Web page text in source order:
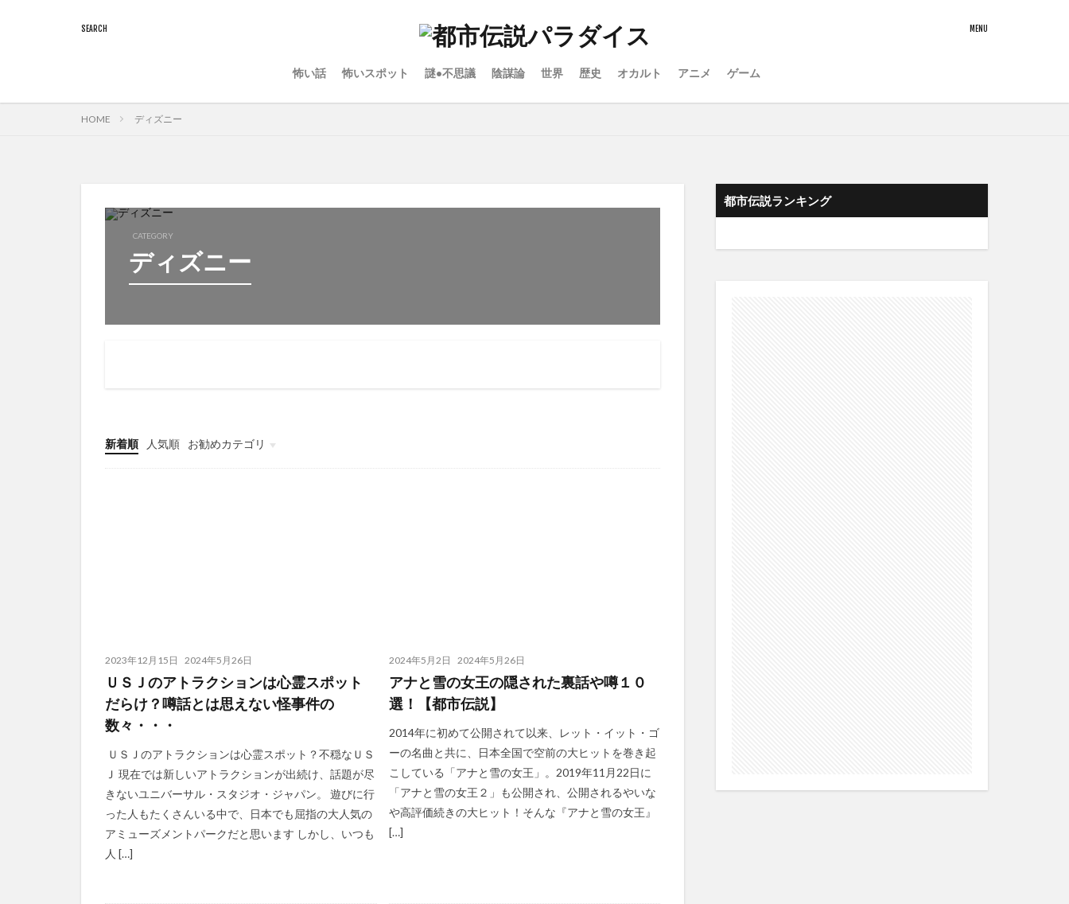
怖い話 怖いスポット 謎•不思議 陰謀論 世界 歴史 オカルト アニメ ゲーム
HOME ディズニー
CATEGORY
ディズニー
新着順 人気順
お勧めカテゴリ
陰謀論
怖い話
怖いスポット
謎•不思議
アニメ
2023年12月15日 2024年5月26日
ＵＳＪのアトラクションは心霊スポット
だらけ？噂話とは思えない怪事件の
数々・・・
ＵＳＪのアトラクションは心霊スポット？不穏なＵＳ
Ｊ 現在では新しいアトラクションが出続け、話題が尽
きないユニバーサル・スタジオ・ジャパン。 遊びに行
った人もたくさんいる中で、日本でも屈指の大人気の
アミューズメントパークだと思います しかし、いつも
人 […]
2024年5月2日 2024年5月26日
アナと雪の女王の隠された裏話や噂１０
選！【都市伝説】
2014年に初めて公開されて以来、レット・イット・ゴ
ーの名曲と共に、日本全国で空前の大ヒットを巻き起
こしている「アナと雪の女王」。2019年11月22日に
「アナと雪の女王２」も公開され、公開されるやいな
や高評価続きの大ヒット！そんな『アナと雪の女王』
[…]
都市伝説ランキング